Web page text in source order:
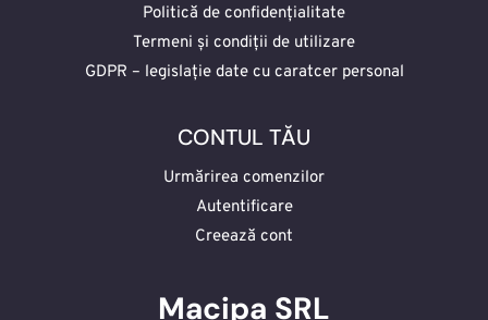
Politică de confidențialitate
Termeni și condiții de utilizare
GDPR – legislație date cu caratcer personal
CONTUL TĂU
Urmărirea comenzilor
Autentificare
Creează cont
Macipa SRL